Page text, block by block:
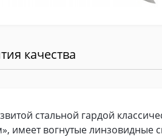
качества
стальной гардой
вогнутые линзовидные